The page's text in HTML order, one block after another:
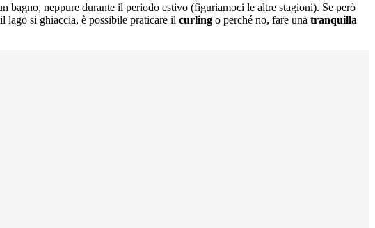
bagno, neppure durante il periodo estivo (figuriamoci le altre stagioni). Se però
lago si ghiaccia, è possibile praticare il curling o perché no, fare una tranquilla